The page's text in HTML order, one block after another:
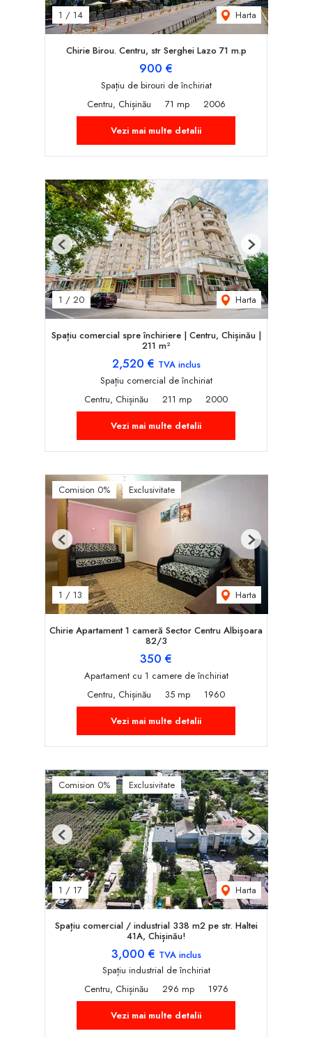
1 / 14 Harta
Chirie Birou. Centru, str Serghei Lazo 71 m.p
900 €
Spațiu de birouri de închiriat
Centru, Chișinău
71 mp
2006
Vezi mai multe detalii
1 / 20 Harta
Previous Next
Spațiu comercial spre închiriere | Centru, Chișinău |
211 m²
2,520 € TVA inclus
Spațiu comercial de închiriat
Centru, Chișinău
211 mp
2000
Vezi mai multe detalii
Comision 0% Exclusivitate
1 / 13 Harta
Previous Next
Chirie Apartament 1 cameră Sector Centru Albișoara
82/3
350 €
Apartament cu 1 camere de închiriat
Centru, Chișinău
35 mp
1960
Vezi mai multe detalii
Comision 0% Exclusivitate
1 / 17 Harta
Previous Next
Spațiu comercial / industrial 338 m2 pe str. Haltei
41A, Chișinău!
3,000 € TVA inclus
Spațiu industrial de închiriat
Centru, Chișinău
296 mp
1976
Vezi mai multe detalii